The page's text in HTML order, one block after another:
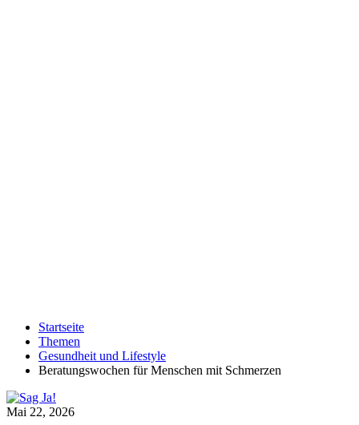
Startseite
Themen
Gesundheit und Lifestyle
Beratungswochen für Menschen mit Schmerzen
Mai 22, 2026